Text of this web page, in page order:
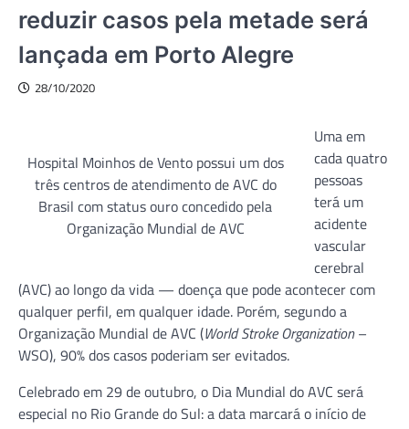
reduzir casos pela metade será
lançada em Porto Alegre
28/10/2020
Hospital Moinhos de Vento possui um dos
três centros de atendimento de AVC do
Brasil com status ouro concedido pela
Organização Mundial de AVC
Uma em
cada quatro
pessoas
terá um
acidente
vascular
cerebral
(AVC) ao longo da vida — doença que pode acontecer com
qualquer perfil, em qualquer idade. Porém, segundo a
Organização Mundial de AVC (World Stroke Organization–
WSO), 90% dos casos poderiam ser evitados.
Celebrado em 29 de outubro, o Dia Mundial do AVC será
especial no Rio Grande do Sul: a data marcará o início de